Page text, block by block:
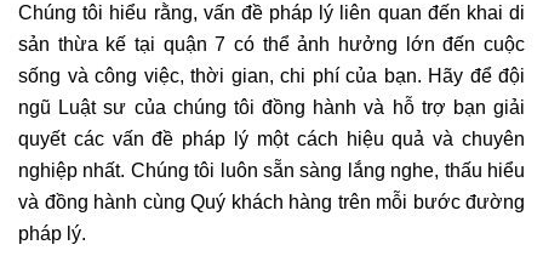
Chúng tôi hiểu rằng, vấn đề pháp lý liên quan đến khai di
sản thừa kế tại quận 7 có thể ảnh hưởng lớn đến cuộc
sống và công việc, thời gian, chi phí của bạn. Hãy để đội
ngũ Luật sư của chúng tôi đồng hành và hỗ trợ bạn giải
quyết các vấn đề pháp lý một cách hiệu quả và chuyên
nghiệp nhất. Chúng tôi luôn sẵn sàng lắng nghe, thấu hiểu
và đồng hành cùng Quý khách hàng trên mỗi bước đường
pháp lý.